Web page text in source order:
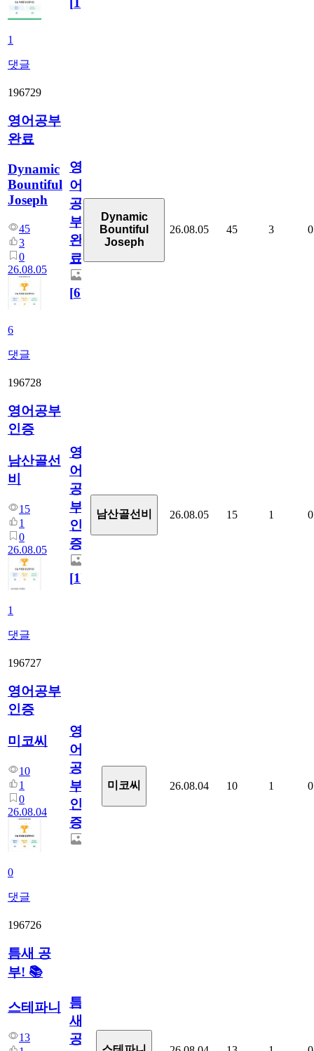
1
댓글
196729
영어공부
완료
Dynamic
Bountiful
Joseph
45
3
0
26.08.05
6
댓글
영
어
공
부
완
료
[6]
Dynamic
Bountiful
Joseph
26.08.05 45 3 0
196728
영어공부
인증
남산골선
비
15
1
0
26.08.05
1
댓글
영
어
공
부
인
증
[1]
남산골선비 26.08.05 15 1 0
196727
영어공부
인증
미코씨
10
1
0
26.08.04
0
댓글
영
어
공
부
인
증
미코씨 26.08.04 10 1 0
196726
틈새 공
부! 📚
스테파니
13
틈
새
공